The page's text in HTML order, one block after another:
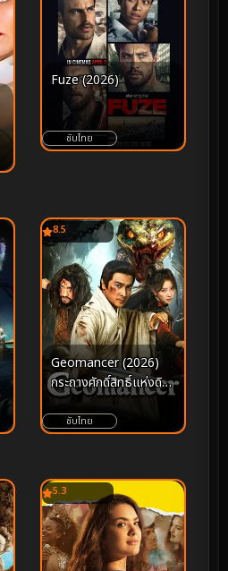
Fuze (2026)
ซับไทย
8.5
Geomancer (2026)
กระถางศักดิ์สิทธิ์แห่งดิน
แดน
ซับไทย
5.3